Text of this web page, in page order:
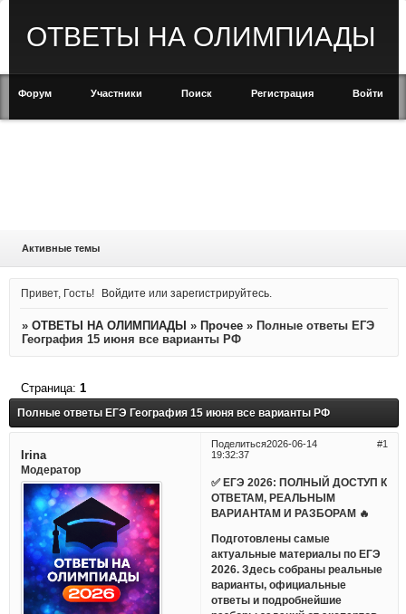
ОТВЕТЫ НА ОЛИМПИАДЫ
Форум Участники Поиск Регистрация Войти
Активные темы
Привет, Гость! Войдите илизарегистрируйтесь
» ОТВЕТЫ НА ОЛИМПИАДЫ » Прочее » Полные ответы ЕГЭ
География 15 июня все варианты РФ
Полные ответы ЕГЭ География 15 июня все варианты РФ
Страница: 1
Поделиться 1
2026-06-14
19:32:37
Irina
Модератор
✅ ЕГЭ 2026: ПОЛНЫЙ ДОСТУП К
ОТВЕТАМ, РЕАЛЬНЫМ
ВАРИАНТАМ И РАЗБОРАМ 🔥
Подготовлены самые
актуальные материалы по ЕГЭ
2026. Здесь собраны реальные
варианты, официальные
ответы и подробнейшие